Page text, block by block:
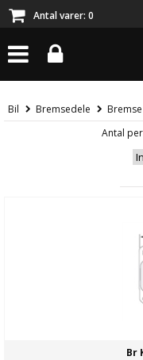
Antal varer: 0
Bil Bremsedele
Antal
Br